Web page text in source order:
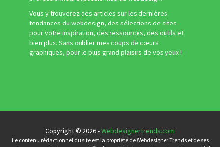
Vous y trouverez des articles sur les dernières
tendances du webdesign, des sélections de sites
pour votre inspiration, des ressources, des outils et
bien plus. Sans oublier mes coups de cœurs
graphiques, pour le plus grand plaisirs de vos yeux !
Copyright © 2026 -Webdesignertrends.com
Le contenu rédactionnel du site est la propriété de Webdesigner Trends et de ses